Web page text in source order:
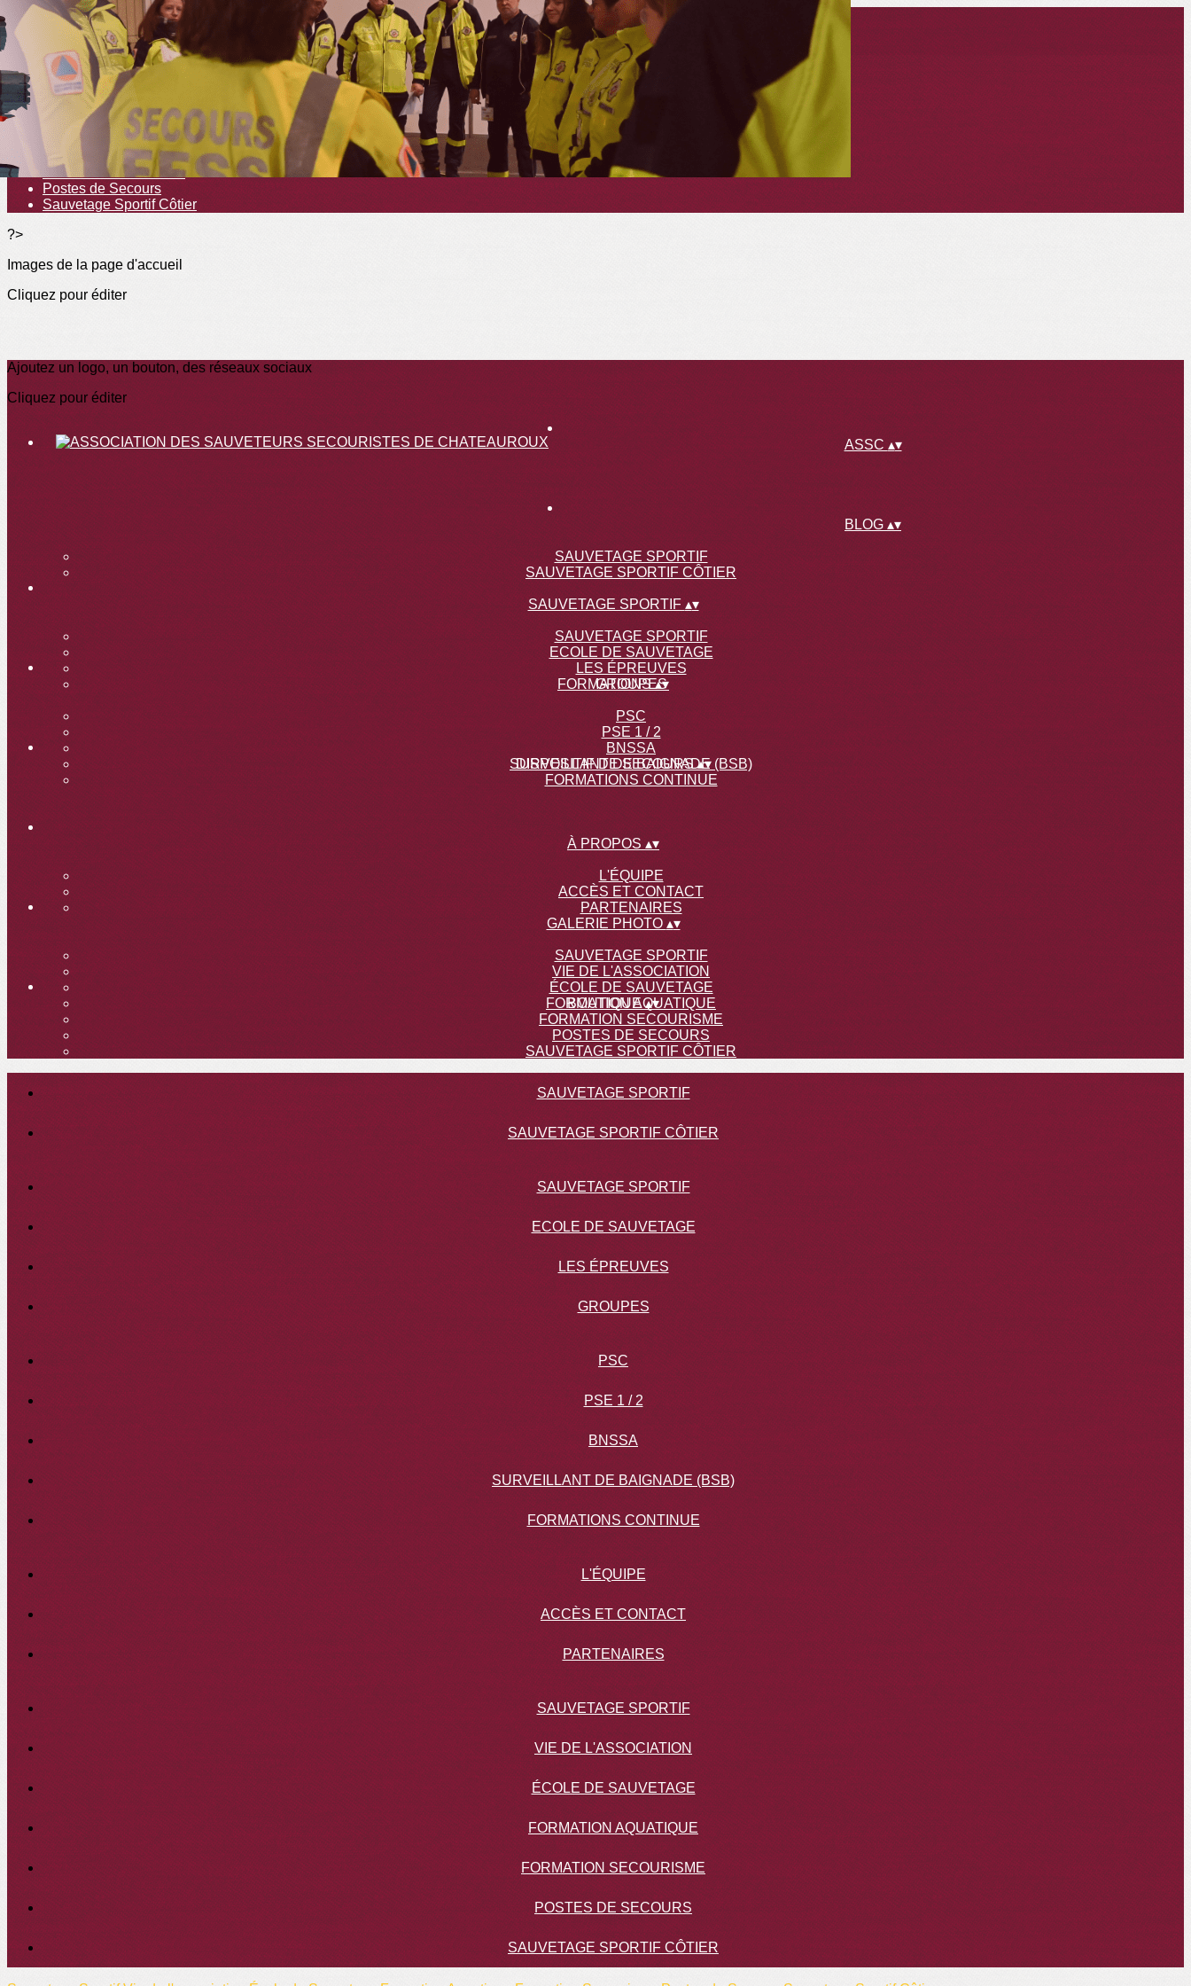
Menu
>
Sauvetage Sportif
Vie de l'association
École de Sauvetage
Formation Aquatique
Formation Secourisme
Postes de Secours
Sauvetage Sportif Côtier
?>
Images de la page d'accueil
Cliquez pour éditer
Ajoutez un logo, un bouton, des réseaux sociaux
Cliquez pour éditer
ASSC▴▾
BLOG ▴▾
SAUVETAGE SPORTIF
SAUVETAGE SPORTIF CÔTIER
SAUVETAGE SPORTIF ▴▾
SAUVETAGE SPORTIF
ECOLE DE SAUVETAGE
LES ÉPREUVES
GROUPES
FORMATIONS▴▾
PSC
PSE 1 / 2
BNSSA
SURVEILLANT DE BAIGNADE (BSB)
FORMATIONS CONTINUE
DISPOSITIF DE SECOURS▴▾
À PROPOS ▴▾
L'ÉQUIPE
ACCÈS ET CONTACT
PARTENAIRES
GALERIE PHOTO ▴▾
SAUVETAGE SPORTIF
VIE DE L'ASSOCIATION
ÉCOLE DE SAUVETAGE
FORMATION AQUATIQUE
FORMATION SECOURISME
POSTES DE SECOURS
SAUVETAGE SPORTIF CÔTIER
BOUTIQUE▴▾
SAUVETAGE SPORTIF
SAUVETAGE SPORTIF CÔTIER
SAUVETAGE SPORTIF
ECOLE DE SAUVETAGE
LES ÉPREUVES
GROUPES
PSC
PSE 1 / 2
BNSSA
SURVEILLANT DE BAIGNADE (BSB)
FORMATIONS CONTINUE
L'ÉQUIPE
ACCÈS ET CONTACT
PARTENAIRES
SAUVETAGE SPORTIF
VIE DE L'ASSOCIATION
ÉCOLE DE SAUVETAGE
FORMATION AQUATIQUE
FORMATION SECOURISME
POSTES DE SECOURS
SAUVETAGE SPORTIF CÔTIER